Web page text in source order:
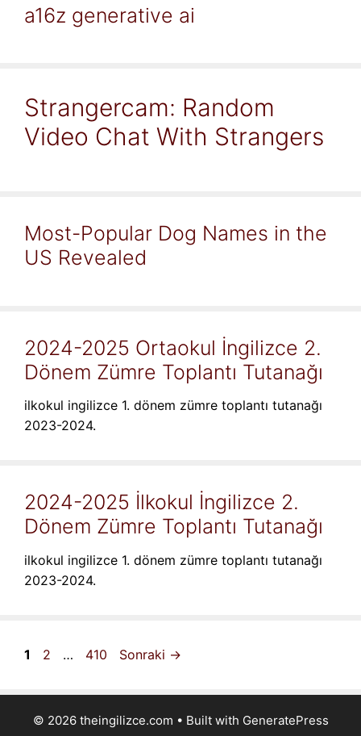
a16z generative ai
Strangercam: Random
Video Chat With Strangers
Most-Popular Dog Names in the
US Revealed
2024-2025 Ortaokul İngilizce 2.
Dönem Zümre Toplantı Tutanağı
ilkokul ingilizce 1. dönem zümre toplantı tutanağı
2023-2024.
2024-2025 İlkokul İngilizce 2.
Dönem Zümre Toplantı Tutanağı
ilkokul ingilizce 1. dönem zümre toplantı tutanağı
2023-2024.
Sayfa
1 Sayfa
2 … Sayfa
410 Sonraki →
© 2026 theingilizce.com • Built with GeneratePress